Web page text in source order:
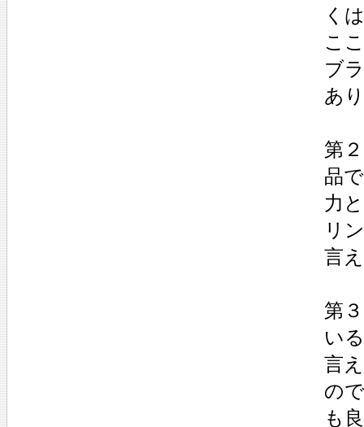
く
こ
ブ
あ
第
品
力
リ
言
第
い
言
の
も